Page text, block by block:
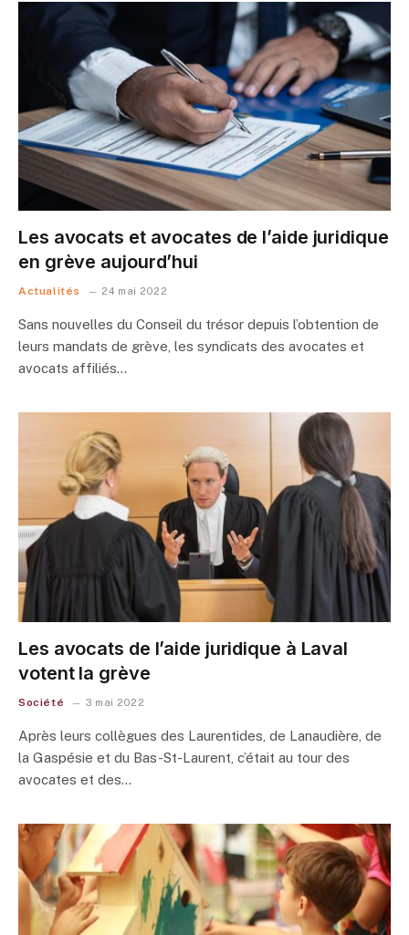
Les avocats et avocates de l’aide juridique
en grève aujourd’hui
Actualités 24 mai 2022
Sans nouvelles du Conseil du trésor depuis l’obtention de
leurs mandats de grève, les syndicats des avocates et
avocats affiliés…
Les avocats de l’aide juridique à Laval
votent la grève
Société 3 mai 2022
Après leurs collègues des Laurentides, de Lanaudière, de
la Gaspésie et du Bas-St-Laurent, c’était au tour des
avocates et des…